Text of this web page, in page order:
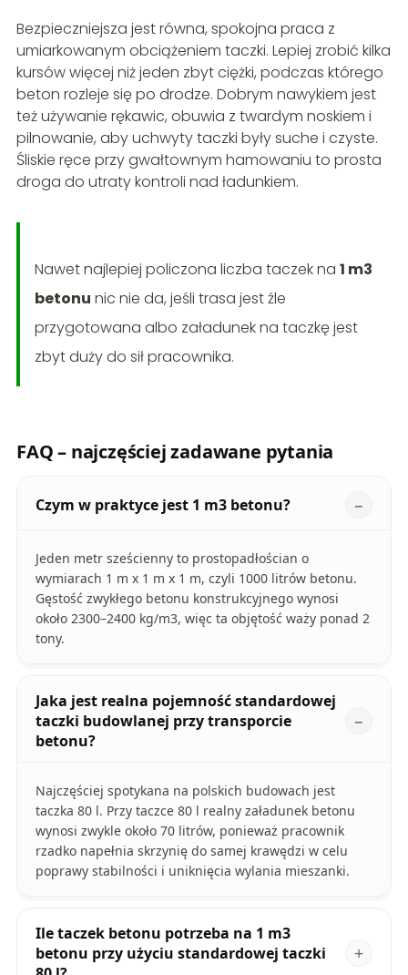
Bezpieczniejsza jest równa, spokojna praca z
umiarkowanym obciążeniem taczki. Lepiej zrobić kilka
kursów więcej niż jeden zbyt ciężki, podczas którego
beton rozleje się po drodze. Dobrym nawykiem jest
też używanie rękawic, obuwia z twardym noskiem i
pilnowanie, aby uchwyty taczki były suche i czyste.
Śliskie ręce przy gwałtownym hamowaniu to prosta
droga do utraty kontroli nad ładunkiem.
Nawet najlepiej policzona liczba taczek na 1 m3
betonu nic nie da, jeśli trasa jest źle
przygotowana albo załadunek na taczkę jest
zbyt duży do sił pracownika.
FAQ – najczęściej zadawane pytania
Czym w praktyce jest 1 m3 betonu?
Jeden metr sześcienny to prostopadłościan o
wymiarach 1 m x 1 m x 1 m, czyli 1000 litrów betonu.
Gęstość zwykłego betonu konstrukcyjnego wynosi
około 2300–2400 kg/m3, więc ta objętość waży ponad 2
tony.
Jaka jest realna pojemność standardowej
taczki budowlanej przy transporcie
betonu?
Najczęściej spotykana na polskich budowach jest
taczka 80 l. Przy taczce 80 l realny załadunek betonu
wynosi zwykle około 70 litrów, ponieważ pracownik
rzadko napełnia skrzynię do samej krawędzi w celu
poprawy stabilności i uniknięcia wylania mieszanki.
Ile taczek betonu potrzeba na 1 m3
betonu przy użyciu standardowej taczki